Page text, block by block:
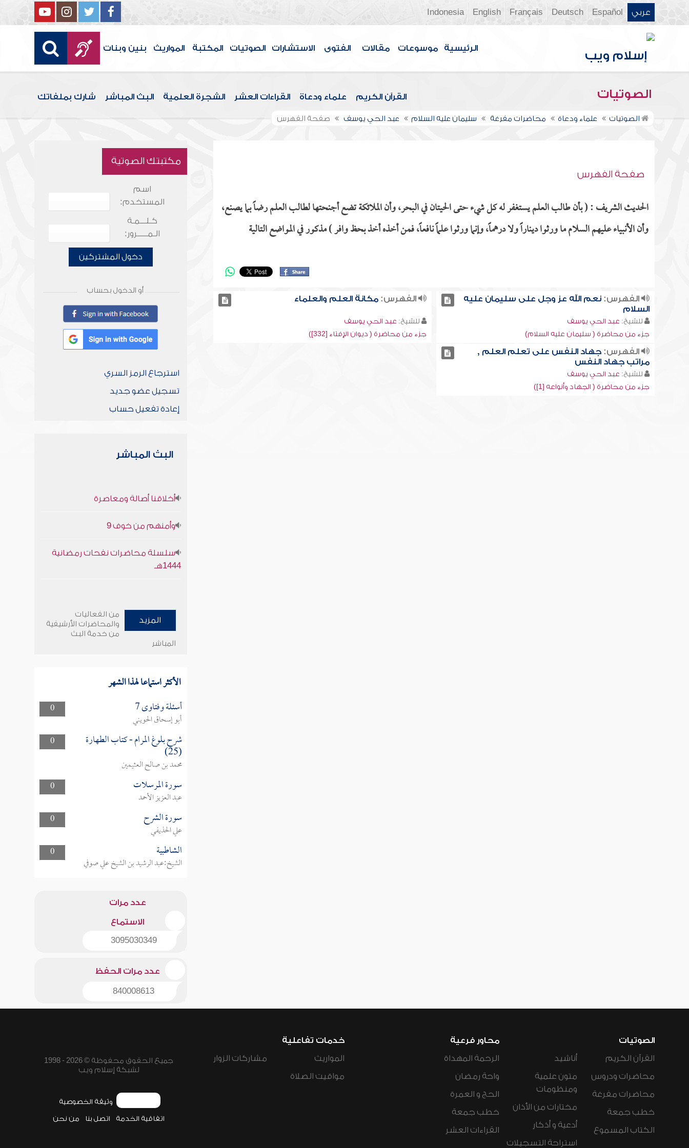
عربي Español
Deutsch
Français
English
Indonesia
الرئيسية موسوعات مقالات الفتوى الاستشارات الصوتيات المكتبة المواريث بنين وبنات
الصوتيات القرآن الكريم علماء ودعاة القراءات العشر الشجرة العلمية البث المباشر شارك بملفاتك
الصوتيات علماء ودعاة محاضرات مفرغة سليمان عليه السلام عبد الحي يوسف صفحة الفهرس
صفحة الفهرس
الحديث الشريف : ( بأن طالب العلم يستغفر له كل شيء حتى الحيتان في البحر، وأن الملائكة تضع أجنحتها لطالب العلم رضاً بما يصنع،
وأن الأنبياء عليهم السلام ما ورثوا ديناراً ولا درهماً، وإنما ورثوا علماً نافعاً، فمن أخذه أخذ بحظ وافر ) مذكور في المواضع التالية
الفهرس:نعم الله عز وجل على سليمان عليه
السلام
للشيخ: عبد الحي يوسف
جزء من محاضرة ( سليمان عليه السلام)
الفهرس: مكانة العلم والعلماء
للشيخ: عبد الحي يوسف
جزء من محاضرة ( ديوان الإفتاء [332])
الفهرس:جهاد النفس على تعلم العلم ,
مراتب جهاد النفس
للشيخ: عبد الحي يوسف
جزء من محاضرة ( الجهاد وأنواعه [1])
مكتبتك الصوتية
اسم
المستخدم:
كـلـــمـة
الـمـــــرور:
دخول المشتركين
أو الدخول بحساب
استرجاع الرمز السري
تسجيل عضو جديد
إعادة تفعيل حساب
البث المباشر
أخلاقنا أصالة ومعاصرة
وأمنهم من خوف 9
سلسلة محاضرات نفحات رمضانية
1444هـ
المزيد
من الفعاليات
والمحاضرات الأرشيفية
من خدمة البث
المباشر
الأكثر استماعا لهذا الشهر
0 أسئلة وفتاوى 7
أبو إسحاق الحويني
0
شرح بلوغ المرام - كتاب الطهارة
(25)
محمد بن صالح العثيمين
0
سورة المرسلات
عبد العزيز الأحمد
0
سورة الشرح
علي الحذيفي
0
الشاطبية
الشيخ:عبد الرشيد بن الشيخ علي صوفي
عدد مرات
الاستماع
3095030349
عدد مرات الحفظ
840008613
الصوتيات
القرآن الكريم
محاضرات ودروس
محاضرات مفرغة
خطب جمعة
الكتاب المسموع
أناشيد
متون علمية
ومنظومات
مختارات من الأذان
أدعية و أذكار
استراحة التسجيلات
محاور فرعية
الرحمة المهداة
واحة رمضان
الحج و العمرة
خطب جمعة
القراءات العشر
خدمات تفاعلية
المواريث
مواقيت الصلاة
مشاركات الزوار
جميع الحقوق محفوظة © 2026 - 1998
لشبكة إسلام ويب
وثيقة الخصوصية
اتفاقية الخدمة اتصل بنا من نحن